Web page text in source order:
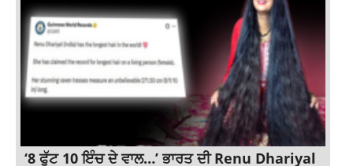
‘8 ਫੁੱਟ 10 ਇੰਚ ਦੇ ਵਾਲ…’ ਭਾਰਤ ਦੀ Renu Dhariyal